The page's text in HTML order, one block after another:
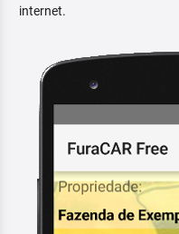
internet.